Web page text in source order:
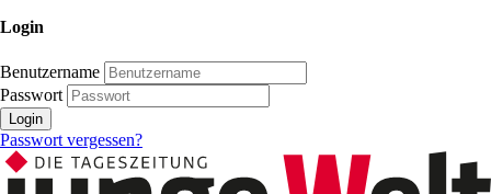
Login
Benutzername
Passwort
Login
Passwort vergessen?